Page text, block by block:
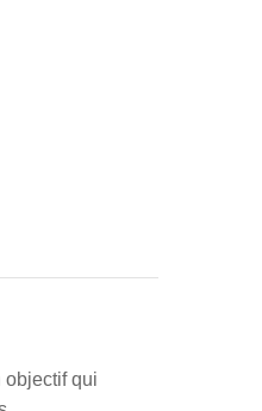
objectif qui